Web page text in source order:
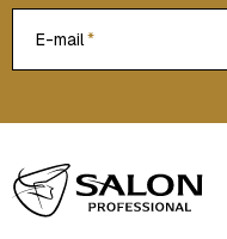
E-mail
á
p